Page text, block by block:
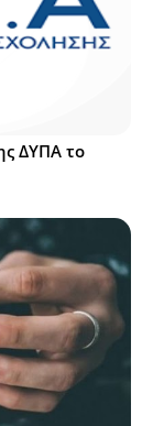
ΔΥΠΑ το